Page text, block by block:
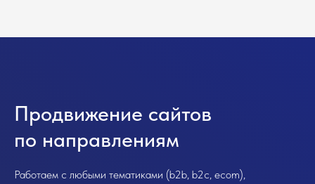
Продвижение сайтов
по направлениям
Работаем с любыми тематиками (b2b, b2c, ecom),